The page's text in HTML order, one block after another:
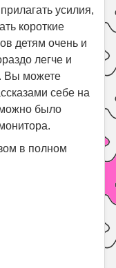
усилия,
короткие
детям очень и
легче и
Вы можете
себе на
можно было
в полном